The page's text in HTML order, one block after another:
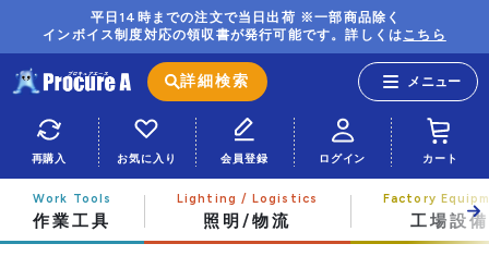
平日14時までの注文で当日出荷 ※一部商品除く
インボイス制度対応の領収書が発行可能です。詳しくはこちら
詳細検索
再購入 お気に入り 会員登録 ログイン カート
作業工具 照明/物流 工場設備